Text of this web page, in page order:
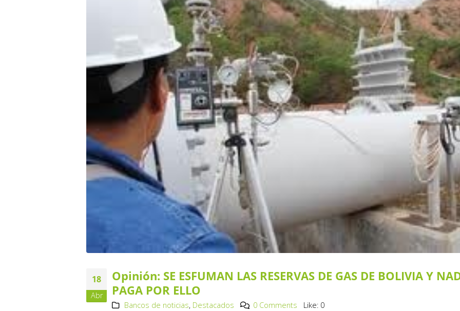
18
Abr
Opinión: SE ESFUMAN LAS RESERVAS DE GAS DE BOLIVIA Y
PAGA POR ELLO
Bancos de noticias, Destacados 0 Comments Like: 0